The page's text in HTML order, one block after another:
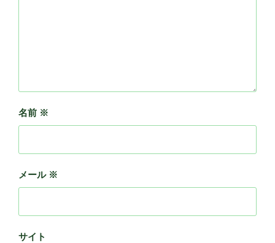
名前 ※
メール ※
サイト